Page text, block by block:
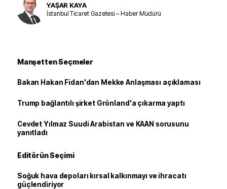
YAŞAR KAYA
İstanbul Ticaret Gazetesi – Haber Müdürü
Manşetten Seçmeler
Bakan Hakan Fidan'dan Mekke Anlaşması açıklaması
Trump bağlantılı şirket Grönland'a çıkarma yaptı
Cevdet Yılmaz Suudi Arabistan ve KAAN sorusunu
yanıtladı
Editörün Seçimi
Soğuk hava depoları kırsal kalkınmayı ve ihracatı
güçlendiriyor